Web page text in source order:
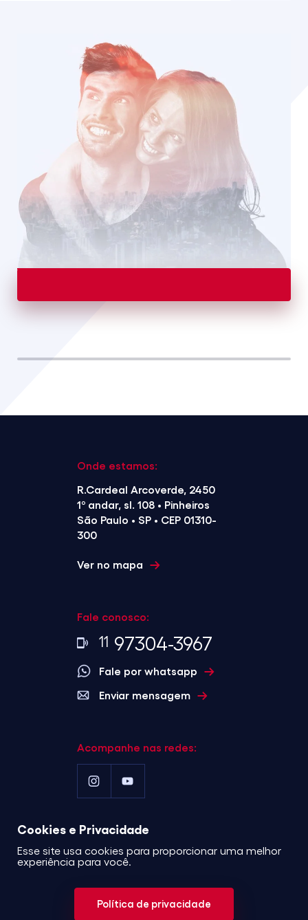
Cookies e Privacidade
Esse site usa cookies para proporcionar uma melhor
experiência para você.
Política de privacidade
Onde estamos:
R.Cardeal Arcoverde, 2450
1º andar, sl. 108 • Pinheiros
São Paulo • SP • CEP 01310-
300
Ver no mapa
Fale conosco:
11 97304-3967
Fale por whatsapp
Enviar mensagem
Acompanhe nas redes:
©2023 . Alcance
Incorporadora . Todos os
direitos reservados.
Desenvolvido por